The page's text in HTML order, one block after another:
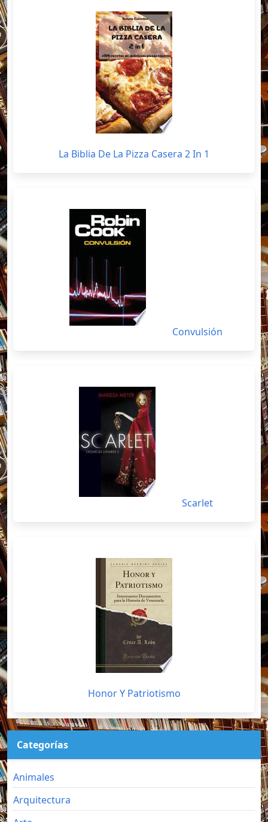
La Biblia De La Pizza Casera 2 In 1
Convulsión
Scarlet
Honor Y Patriotismo
Categorías
Animales
Arquitectura